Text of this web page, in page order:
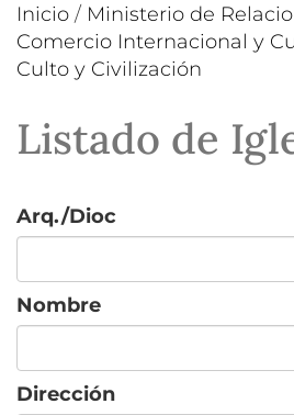
Inicio / Ministerio de
Comercio Internacional y
Culto y Civilización
Listado de
Arq./Dioc
Nombre
Dirección